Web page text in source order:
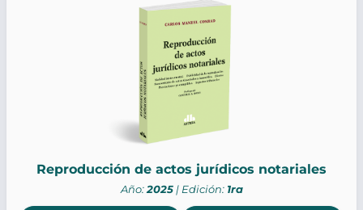
Reproducción de actos jurídicos notariales
Año:2025| Edición: 1ra